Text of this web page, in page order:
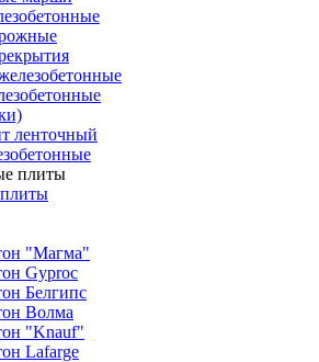
ленточный
"Магма"
Gyproc
Белгипс
Волма
"Knauf"
Lafarge